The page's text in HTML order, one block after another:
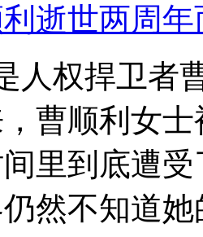
逝世两周年
人权捍卫者
曹顺利女
里到底遭
然不知道